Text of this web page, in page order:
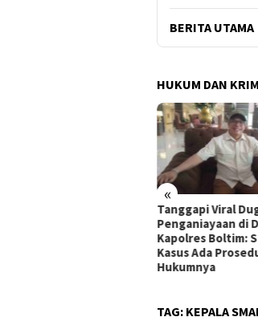
BERITA UTAMA
HUKUM DAN
«
Tanggapi Viral
Penganiayaan di
Kapolres Boltim:
Kasus Ada
Hukumnya
TAG: KEPALA